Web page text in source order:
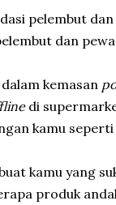
pelembut
dan
kemasan
di
kamu seperti
kamu yang
produk